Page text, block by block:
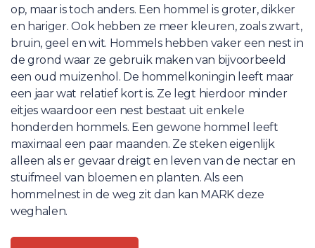
op, maar is toch anders. Een hommel is groter, dikker
en hariger. Ook hebben ze meer kleuren, zoals zwart,
bruin, geel en wit. Hommels hebben vaker een nest in
de grond waar ze gebruik maken van bijvoorbeeld
een oud muizenhol. De hommelkoningin leeft maar
een jaar wat relatief kort is. Ze legt hierdoor minder
eitjes waardoor een nest bestaat uit enkele
honderden hommels. Een gewone hommel leeft
maximaal een paar maanden. Ze steken eigenlijk
alleen als er gevaar dreigt en leven van de nectar en
stuifmeel van bloemen en planten. Als een
hommelnest in de weg zit dan kan MARK deze
weghalen.